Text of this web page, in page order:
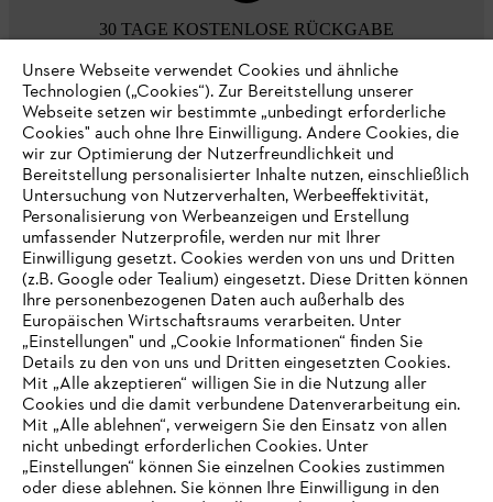
30 TAGE KOSTENLOSE RÜCKGABE
Zahlungsmöglichkeiten
Unternehmen
Online Shop
IHR BROWSER WIRD NICHT
UNTERSTÜTZT
Unsere Webseite verwendet Cookies und ähnliche
Technologien („Cookies“). Zur Bereitstellung unserer
Webseite setzen wir bestimmte „unbedingt erforderliche
Cookies" auch ohne Ihre Einwilligung. Andere Cookies, die
wir zur Optimierung der Nutzerfreundlichkeit und
Bereitstellung personalisierter Inhalte nutzen, einschließlich
Untersuchung von Nutzerverhalten, Werbeeffektivität,
Personalisierung von Werbeanzeigen und Erstellung
umfassender Nutzerprofile, werden nur mit Ihrer
Einwilligung gesetzt. Cookies werden von uns und Dritten
(z.B. Google oder Tealium) eingesetzt. Diese Dritten können
Ihre personenbezogenen Daten auch außerhalb des
Europäischen Wirtschaftsraums verarbeiten. Unter
„Einstellungen" und „Cookie Informationen“ finden Sie
Details zu den von uns und Dritten eingesetzten Cookies.
Mit „Alle akzeptieren“ willigen Sie in die Nutzung aller
Cookies und die damit verbundene Datenverarbeitung ein.
Mit „Alle ablehnen“, verweigern Sie den Einsatz von allen
nicht unbedingt erforderlichen Cookies. Unter
„Einstellungen“ können Sie einzelnen Cookies zustimmen
oder diese ablehnen. Sie können Ihre Einwilligung in den